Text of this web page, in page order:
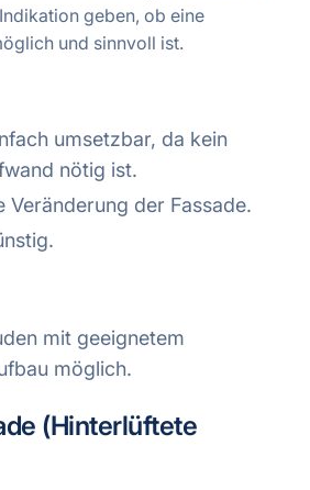
geben, ob eine
und sinnvoll ist.
umsetzbar, da kein
nötig ist.
Veränderung der Fassade.
mit geeignetem
möglich.
(Hinterlüftete